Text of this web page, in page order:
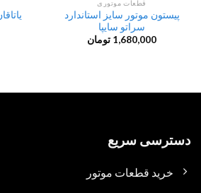
قطعات موتوری
پیستون موتور سایز استاندارد
سراتو سایپا
1,680,000 تومان
دسترسی سریع
خرید قطعات موتور